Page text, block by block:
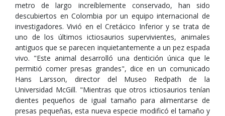
metro de largo increíblemente conservado, han sido
descubiertos en Colombia por un equipo internacional de
investigadores. Vivió en el Cretácico Inferior y se trata de
uno de los últimos ictiosaurios supervivientes, animales
antiguos que se parecen inquietantemente a un pez espada
vivo. "Este animal desarrolló una dentición única que le
permitió comer presas grandes", dice en un comunicado
Hans Larsson, director del Museo Redpath de la
Universidad McGill. "Mientras que otros ictiosaurios tenían
dientes pequeños de igual tamaño para alimentarse de
presas pequeñas, esta nueva especie modificó el tamaño y